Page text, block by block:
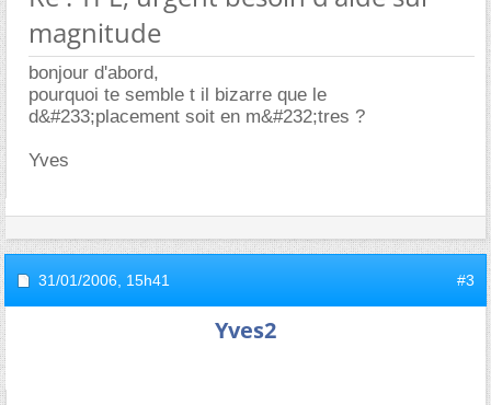
magnitude
bonjour d'abord,
pourquoi te semble t il bizarre que le
d&#233;placement soit en m&#232;tres ?
Yves
31/01/2006, 15h41 #3
Yves2